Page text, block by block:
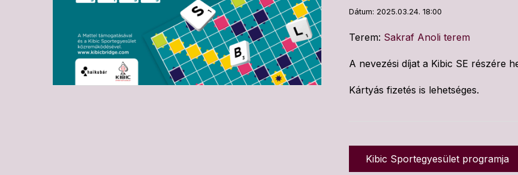
Dátum: 2025.03.24. 18:00
Terem: Sakraf Anoli terem
A nevezési díjat a Kibic SE részére
Kártyás fizetés is lehetséges.
Kibic Sportegyesület programja